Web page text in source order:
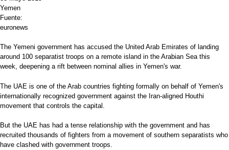
Yemen
Fuente:
euronews
The Yemeni government has accused the United Arab Emirates of landing
around 100 separatist troops on a remote island in the Arabian Sea this
week, deepening a rift between nominal allies in Yemen's war.
The UAE is one of the Arab countries fighting formally on behalf of Yemen's
internationally recognized government against the Iran-aligned Houthi
movement that controls the capital.
But the UAE has had a tense relationship with the government and has
recruited thousands of fighters from a movement of southern separatists who
have clashed with government troops.